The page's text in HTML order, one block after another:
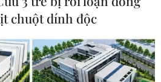
chuột dính độc